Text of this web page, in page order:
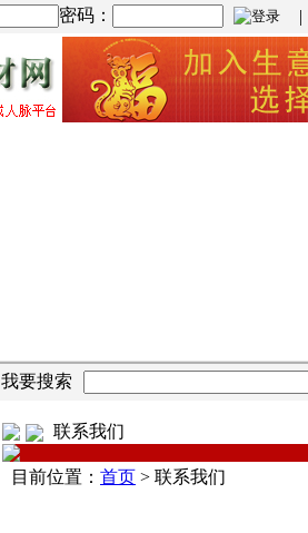
密码： |
我要搜索
联系我们
目前位置： 首页 > 联系我们